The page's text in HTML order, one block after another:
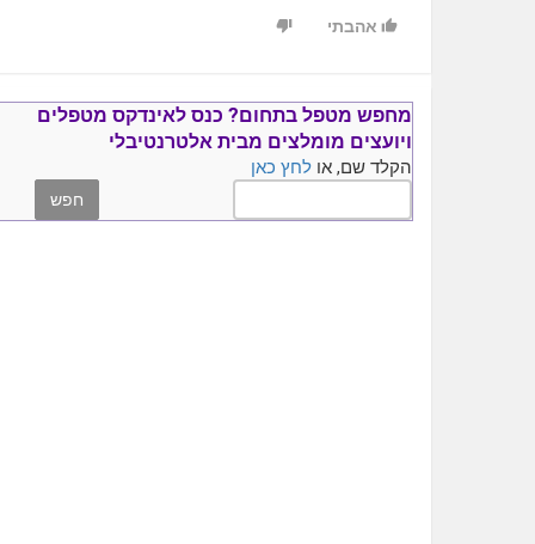
https://www.youtube.com/watch?v=iJvdPPjlMI4
https://www.youtube.com/watch?v=bDtkZo6yCKw
What Causes Heart Failure -
https://www.youtube.com/watch?v=WsH_eoyIw9Y
How is Heart Failure Diagnosed -
https://www.youtube.com/watch?v=I0jqf3JGwFg
How is Heart Failure Treated -
אהבתי
מחפש מטפל בתחום? כנס לאינדקס מטפלים
ויועצים מומלצים מבית אלטרנטיבלי
הקלד שם, או לחץ כאן